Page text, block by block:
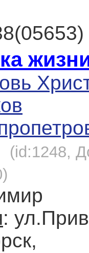
(id:1248,
: